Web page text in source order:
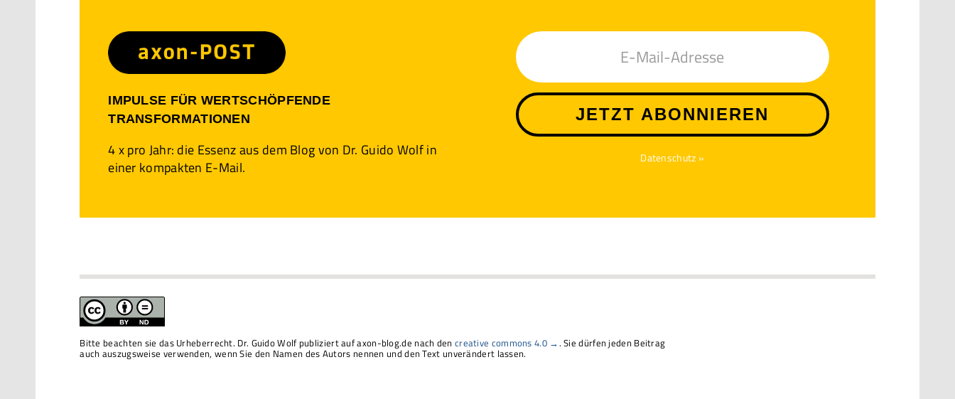
IMPULSE FÜR WERTSCHÖPFENDE
TRANSFORMATIONEN
4 x pro Jahr: die Essenz aus dem Blog von Dr. Guido Wolf in
einer kompakten E-Mail.
JETZT ABONNIEREN
Datenschutz »
Bitte beachten sie das Urheberrecht. Dr. Guido Wolf publiziert auf axon-blog.de nach den creative commons 4.0 →. Sie dürfen jeden Beitrag
auch auszugsweise verwenden, wenn Sie den Namen des Autors nennen und den Text unverändert lassen.